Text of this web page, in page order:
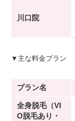
川口院
▼主な料金プラン
プラン名
全身脱毛（VI
O脱毛あり・